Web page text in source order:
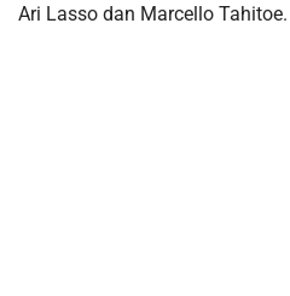
Ari Lasso dan Marcello